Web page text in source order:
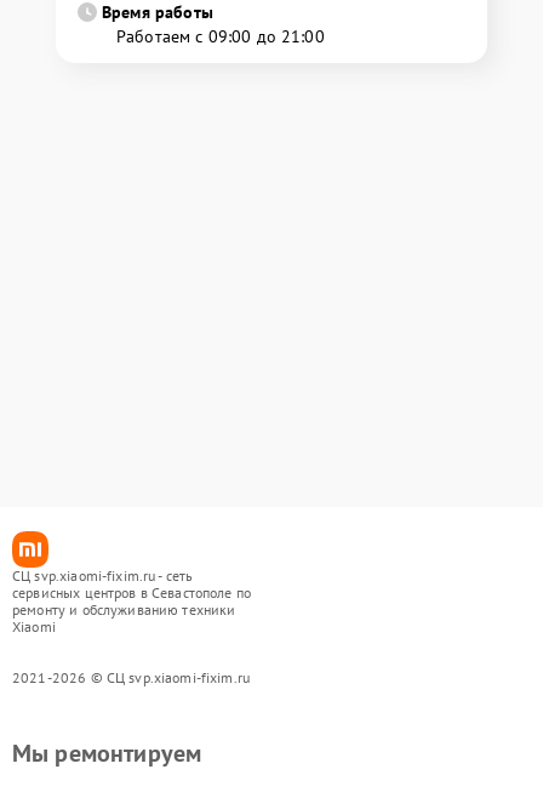
Время работы
Работаем с 09:00 до 21:00
СЦ svp.xiaomi-fixim.ru - сеть
сервисных центров в Севастополе по
ремонту и обслуживанию техники
Xiaomi
2021-2026 © СЦ svp.xiaomi-fixim.ru
Мы ремонтируем